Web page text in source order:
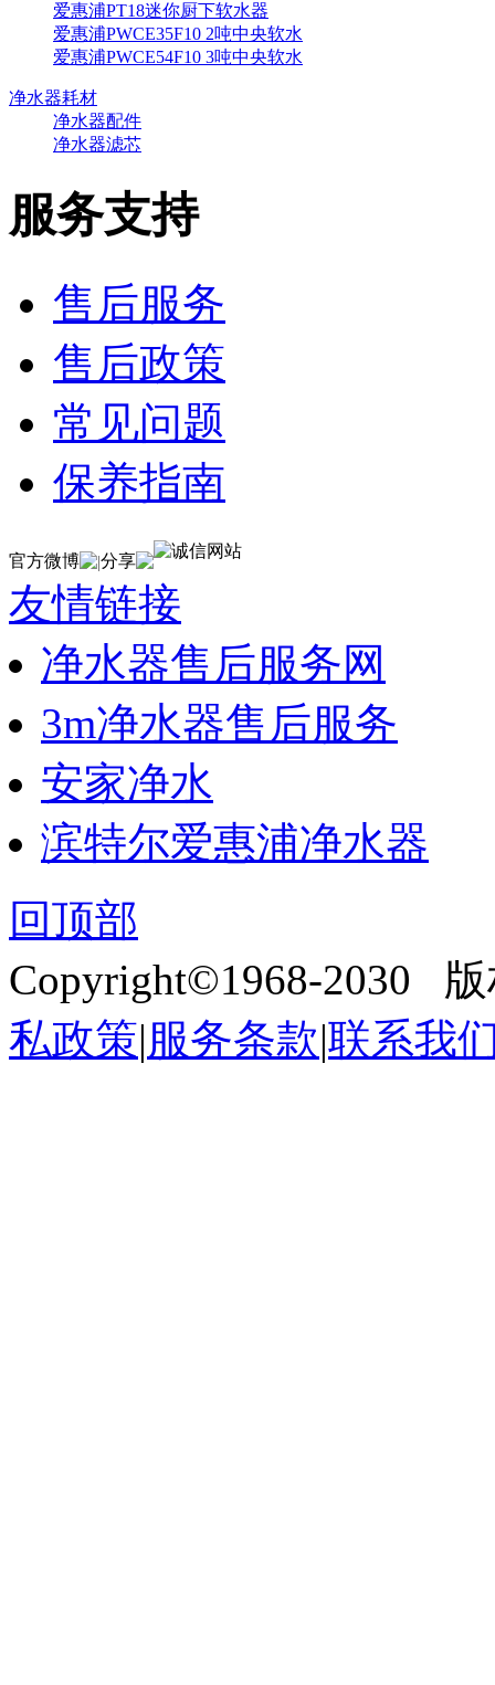
爱惠浦PT18迷你厨下软水器
爱惠浦PWCE35F10 2吨中央软水
爱惠浦PWCE54F10 3吨中央软水
净水器耗材
净水器配件
净水器滤芯
服务支持
售后服务
售后政策
常见问题
保养指南
官方微博 |分享
友情链接
净水器售后服务网
3m净水器售后服务
安家净水
滨特尔爱惠浦净水器
回顶部
Copyright©1968-2030
私政策|服务条款|联系我